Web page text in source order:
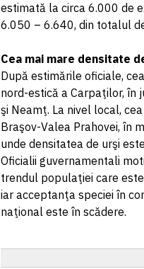
estimată la circa 6.000 de
6.050 – 6.640, din totalul
Cea mai mare densitate
După estimările oficiale,
nord-estică a Carpaţilor, în
şi Neamţ. La nivel local,
Braşov-Valea Prahovei, în
unde densitatea de urşi
Oficialii guvernamentali
trendul populaţiei care
iar acceptanţa speciei în
naţional este în scădere.